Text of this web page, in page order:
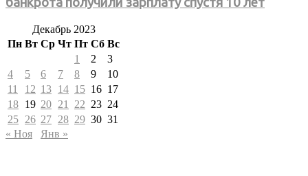
Декабрь 2023
Пн Вт Ср Чт Пт Сб Вс
1
2
3
4
5 6 7 8 9
10
11
12 13 14 15 16 17
18 19 20 21 22 23 24
25 26 27 28 29 30 31
« Ноя
Янв »